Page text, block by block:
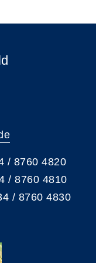
8760 4820
/ 8760 4810
/ 8760 4830